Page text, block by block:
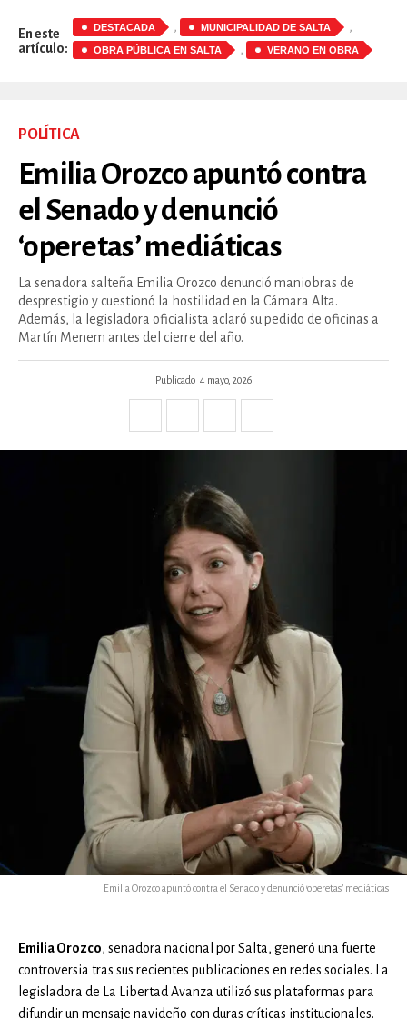
En este
artículo:
DESTACADA , MUNICIPALIDAD DE SALTA ,
OBRA PÚBLICA EN SALTA , VERANO EN OBRA
POLÍTICA
Emilia Orozco apuntó contra
el Senado y denunció
‘operetas’ mediáticas
La senadora salteña Emilia Orozco denunció maniobras de
desprestigio y cuestionó la hostilidad en la Cámara Alta.
Además, la legisladora oficialista aclaró su pedido de oficinas a
Martín Menem antes del cierre del año.
Publicado 4 mayo, 2026
Emilia Orozco apuntó contra el Senado y denunció 'operetas' mediáticas
Emilia Orozco, senadora nacional por Salta, generó una fuerte
controversia tras sus recientes publicaciones en redes sociales. La
legisladora de La Libertad Avanza utilizó sus plataformas para
difundir un mensaje navideño con duras críticas institucionales.